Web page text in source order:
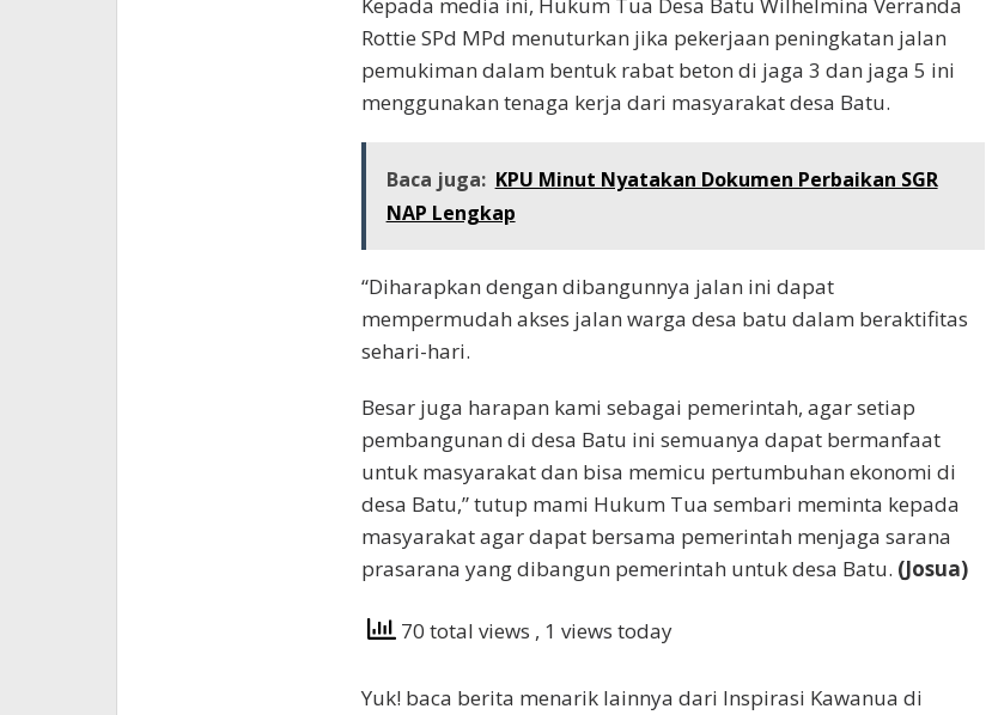
Rottie SPd MPd menuturkan jika pekerjaan peningkatan jalan
pemukiman dalam bentuk rabat beton di jaga 3 dan jaga 5 ini
menggunakan tenaga kerja dari masyarakat desa Batu.
Baca juga: KPU Minut Nyatakan Dokumen Perbaikan SGR
NAP Lengkap
“Diharapkan dengan dibangunnya jalan ini dapat
mempermudah akses jalan warga desa batu dalam beraktifitas
sehari-hari.
Besar juga harapan kami sebagai pemerintah, agar setiap
pembangunan di desa Batu ini semuanya dapat bermanfaat
untuk masyarakat dan bisa memicu pertumbuhan ekonomi di
desa Batu,” tutup mami Hukum Tua sembari meminta kepada
masyarakat agar dapat bersama pemerintah menjaga sarana
prasarana yang dibangun pemerintah untuk desa Batu. (Josua)
70 total views , 1 views today
Yuk! baca berita menarik lainnya dari Inspirasi Kawanua di